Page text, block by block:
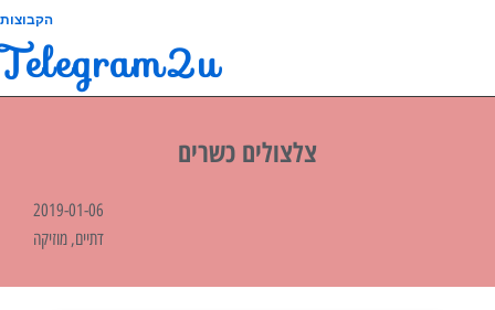
הקבוצות
Telegram2u
צלצולים כשרים
2019-01-06
דתיים, מוזיקה